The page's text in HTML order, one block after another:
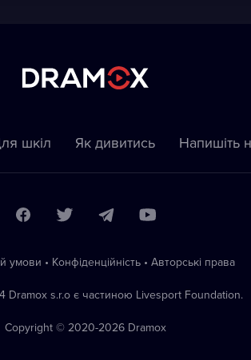
шкіл Як дивитись Напишіть
умови • Конфіденційність • Автoрські права
Dramox s.r.o є частиною Livesport Foundation.
Copyright © 2020-2026 Dramox